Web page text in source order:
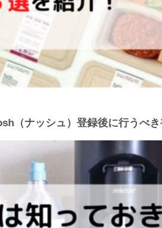
（ナッシュ）登録後に行うべき